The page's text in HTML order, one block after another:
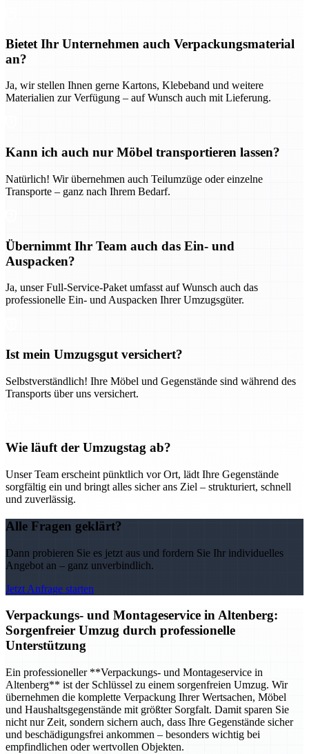
Bietet Ihr Unternehmen auch Verpackungsmaterial
an?
Ja, wir stellen Ihnen gerne Kartons, Klebeband und weitere
Materialien zur Verfügung – auf Wunsch auch mit Lieferung.
Kann ich auch nur Möbel transportieren lassen?
Natürlich! Wir übernehmen auch Teilumzüge oder einzelne
Transporte – ganz nach Ihrem Bedarf.
Übernimmt Ihr Team auch das Ein- und
Auspacken?
Ja, unser Full-Service-Paket umfasst auf Wunsch auch das
professionelle Ein- und Auspacken Ihrer Umzugsgüter.
Ist mein Umzugsgut versichert?
Selbstverständlich! Ihre Möbel und Gegenstände sind während des
Transports über uns versichert.
Wie läuft der Umzugstag ab?
Unser Team erscheint pünktlich vor Ort, lädt Ihre Gegenstände
sorgfältig ein und bringt alles sicher ans Ziel – strukturiert, schnell
und zuverlässig.
Alle Fragen geklärt?
Dann probieren Sie es jetzt aus und fordern Sie Ihr individuelles
Angebot an – ganz unverbindlich.
Jetzt Anfrage starten
Verpackungs- und Montageservice in Altenberg:
Sorgenfreier Umzug durch professionelle
Unterstützung
Ein professioneller **Verpackungs- und Montageservice in
Altenberg** ist der Schlüssel zu einem sorgenfreien Umzug. Wir
übernehmen die komplette Verpackung Ihrer Wertsachen, Möbel
und Haushaltsgegenstände mit größter Sorgfalt. Damit sparen Sie
nicht nur Zeit, sondern sichern auch, dass Ihre Gegenstände sicher
und beschädigungsfrei ankommen – besonders wichtig bei
empfindlichen oder wertvollen Objekten.